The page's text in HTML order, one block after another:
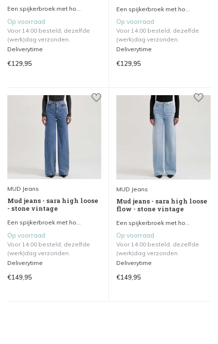
Een spijkerbroek met ho...
Op voorraad
Voor 14.00 besteld, dezelfde
(werk)dag verzonden.
Deliverytime
€129,95
Een spijkerbroek met ho...
Op voorraad
Voor 14.00 besteld, dezelfde
(werk)dag verzonden.
Deliverytime
€129,95
MUD Jeans
Mud jeans - sara high loose
- stone vintage
Een spijkerbroek met ho...
Op voorraad
Voor 14.00 besteld, dezelfde
(werk)dag verzonden.
Deliverytime
€149,95
MUD Jeans
Mud jeans - sara high loose
flow - stone vintage
Een spijkerbroek met ho...
Op voorraad
Voor 14.00 besteld, dezelfde
(werk)dag verzonden.
Deliverytime
€149,95